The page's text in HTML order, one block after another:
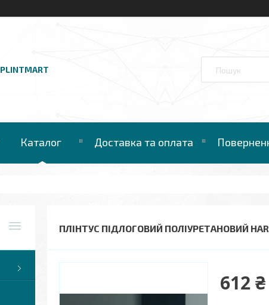
PLINTMART
Каталог Доставка та оплата
ПЛІНТУС ПІДЛОГОВИЙ ПОЛІУРЕТАНОВИЙ
612 ₴